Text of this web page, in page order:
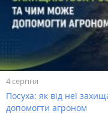
4 серпня
Посуха: як від неї
допомогти агроном